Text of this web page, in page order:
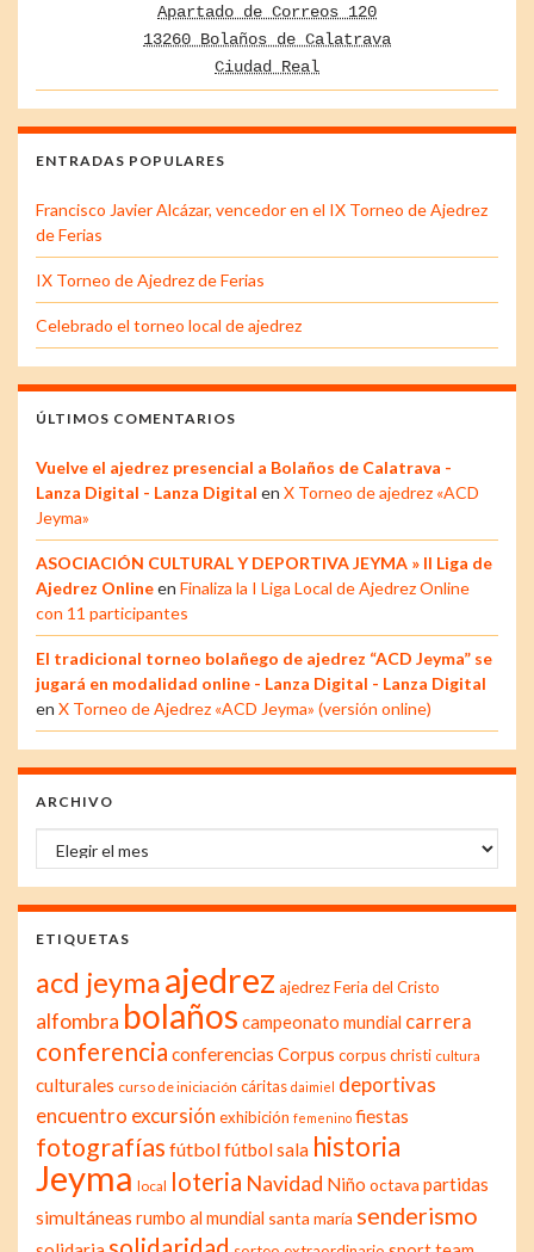
Apartado de Correos 120
13260 Bolaños de Calatrava
Ciudad Real
ENTRADAS POPULARES
Francisco Javier Alcázar, vencedor en el IX Torneo de Ajedrez
de Ferias
IX Torneo de Ajedrez de Ferias
Celebrado el torneo local de ajedrez
ÚLTIMOS COMENTARIOS
Vuelve el ajedrez presencial a Bolaños de Calatrava -
Lanza Digital - Lanza Digital en X Torneo de ajedrez «ACD
Jeyma»
ASOCIACIÓN CULTURAL Y DEPORTIVA JEYMA » II Liga de
Ajedrez Onlineen Finaliza la I Liga Local de Ajedrez Online
con 11 participantes
El tradicional torneo bolañego de ajedrez “ACD Jeyma” se
jugará en modalidad online - Lanza Digital - Lanza Digital
en X Torneo de Ajedrez «ACD Jeyma» (versión online)
ARCHIVO
Archivo
ETIQUETAS
acd jeymaajedrez ajedrez Feria del Cristo
alfombra bolaños campeonato mundial carrera
conferencia conferencias Corpus corpus christi cultura
culturales curso de iniciación cáritas daimiel deportivas
encuentro excursión exhibición femenino fiestas
fotografías fútbolfútbol sala historia
Jeyma local loteria Navidad Niño octava partidas
simultáneas rumbo al mundial santa maría senderismo